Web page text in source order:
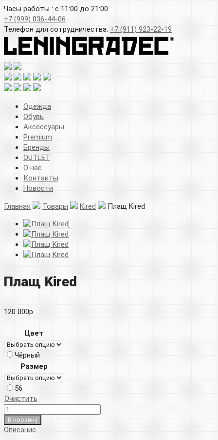
Часы работы : с 11:00 до 21:00
+7 (999) 036-44-06
Телефон для сотрудничества: +7 (911) 923-22-19
Одежда
Обувь
Аксессуары
Premium
Бренды
OUTLET
О нас
Контакты
Новости
Главная Товары Kired Плащ Kired
Плащ Kired
120 000р
Цвет
Чёрный
Размер
56
Очистить
В корзину
Описание